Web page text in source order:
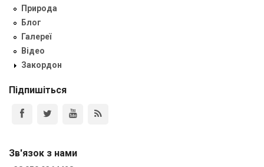
Природа
Блог
Галереї
Відео
Закордон
Підпишіться
Зв'язок з нами